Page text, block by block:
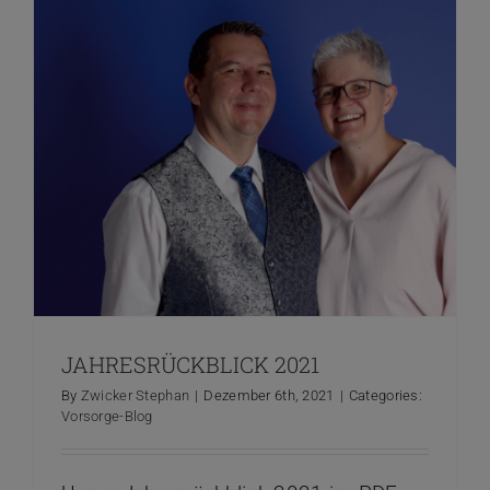
JAHRESRÜCKBLICK 2021
By Zwicker Stephan | Dezember 6th, 2021 | Categories:
Vorsorge-Blog